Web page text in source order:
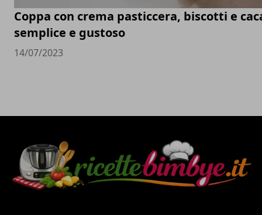
Coppa con crema pasticcera, biscotti e
semplice e gustoso
14/07/2023